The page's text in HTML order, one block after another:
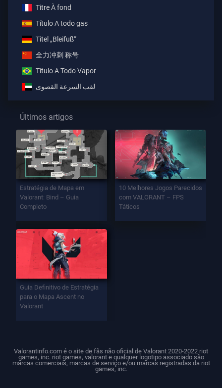
Titre À fond
Título A todo gas
Titel „Bleifuß“
全力冲刺 称号
Título A Todo Vapor
لقب السرعة القصوى
Últimos artigos
Estratégia de Mapa em
Valorant: Bind – Guia
Completo
10 Melhores Jogos Parecidos
com VALORANT – FPS
Táticos
Guia Definitivo de Estratégia
para o Mapa Ascent no
Valorant
Valorantinfo.com é o site de fãs não oficial de Valorant 2020-2022 riot
games, inc. riot games, valorant e qualquer logotipo associado são
marcas comerciais, marcas de serviço e/ou marcas registradas da riot
games, inc.